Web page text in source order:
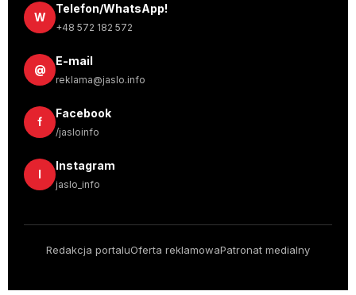
W
Telefon/WhatsApp!
+48 572 182 572
@
E-mail
reklama@jaslo.info
f
Facebook
/jasloinfo
I
Instagram
jaslo_info
Redakcja portaluOferta reklamowaPatronat medialny